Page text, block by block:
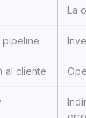
La
pipeline
al cliente